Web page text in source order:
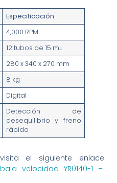
Especificación
4,000 RPM
12 tubos de 15 mL
280 x 340 x 270 mm
8 kg
Digital
Detección de
desequilibrio y freno
rápido
el siguiente enlace:
velocidad YR0140-1 –